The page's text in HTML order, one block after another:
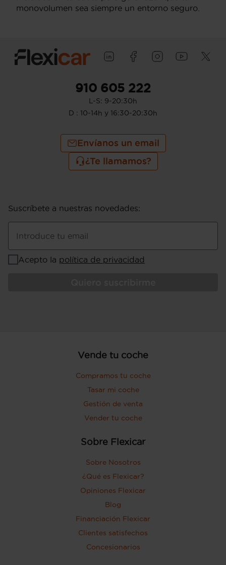
monovolumen sea siempre un entorno seguro.
910 605 222
L-S: 9-20:30h
D : 10-14h y 16:30-20:30h
Envíanos un email
¿Te llamamos?
Suscríbete a nuestras novedades:
Introduce tu email
Acepto la política de privacidad
Vende tu coche
Compramos tu coche
Tasar mi coche
Gestión de venta
Vender tu coche
Sobre Flexicar
Sobre Nosotros
¿Qué es Flexicar?
Opiniones Flexicar
Blog
Financiación Flexicar
Clientes satisfechos
Concesionarios